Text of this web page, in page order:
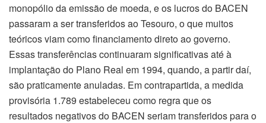
monopólio da emissão de moeda, e os lucros do BACEN
passaram a ser transferidos ao Tesouro, o que muitos
teóricos viam como financiamento direto ao governo.
Essas transferências continuaram significativas até à
implantação do Plano Real em 1994, quando, a partir daí,
são praticamente anuladas. Em contrapartida, a medida
provisória 1.789 estabeleceu como regra que os
resultados negativos do BACEN seriam transferidos para o